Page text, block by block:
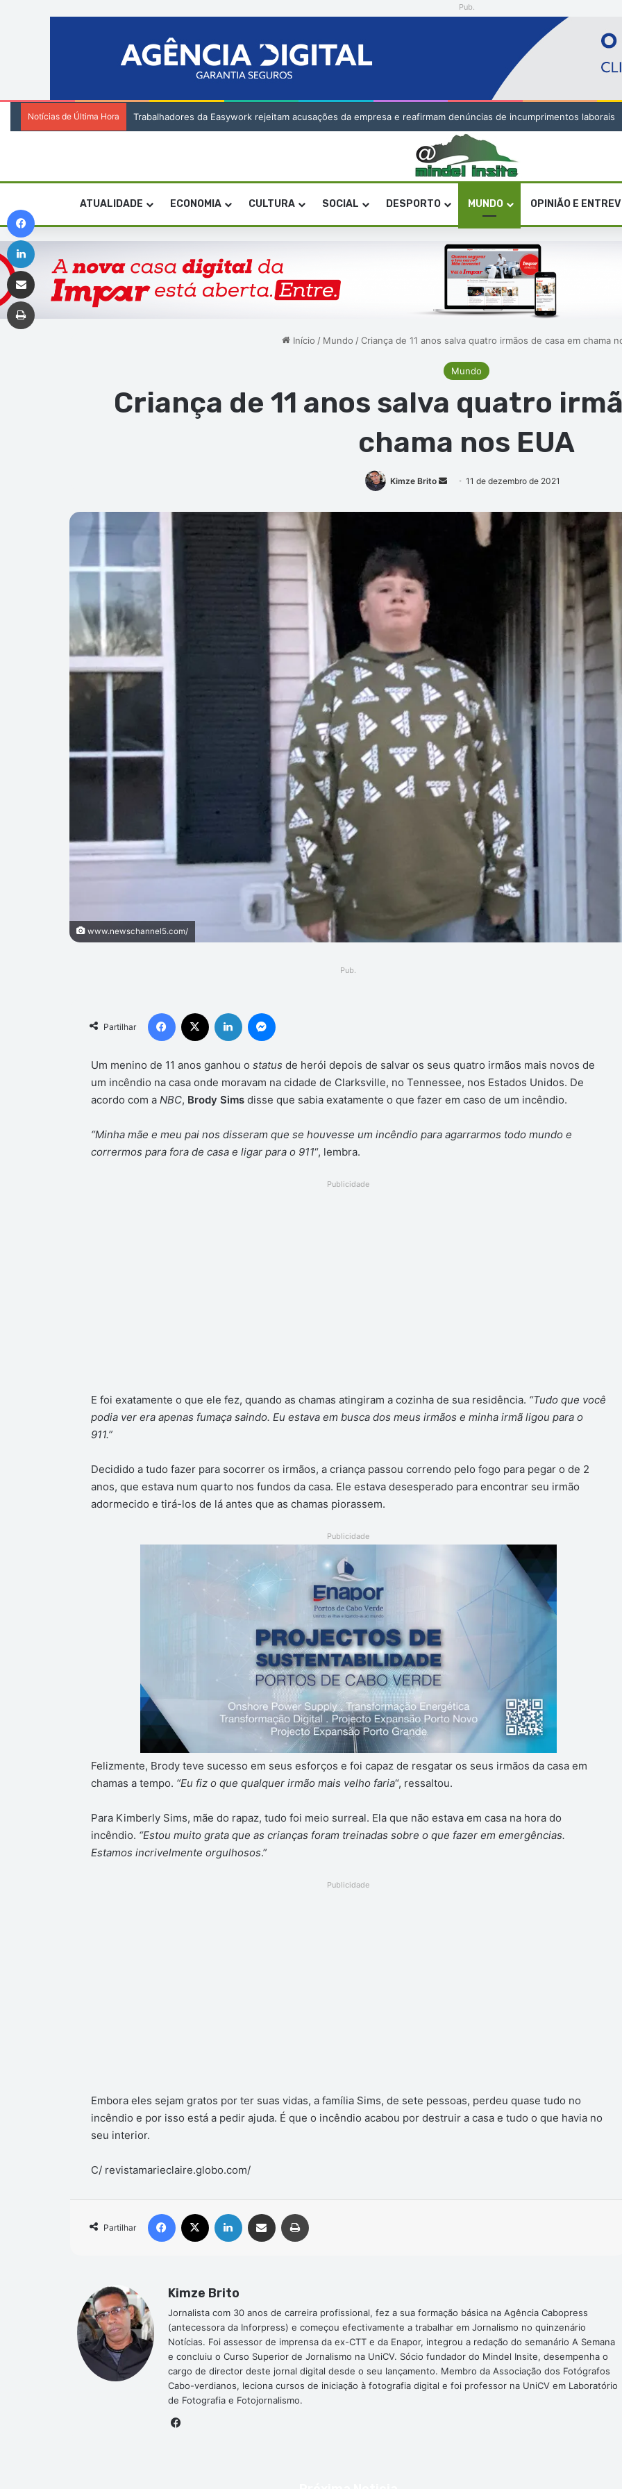
Pub.
Notícias de Última Hora Bubista deixa comando dos Tubarões Azuis e assina pelo RS Berkane do Marrocos
ATUALIDADE ECONOMIA CULTURA SOCIAL DESPORTO MUNDO OPINIÃO E
Início / Mundo /Criança de 11 anos salva quatro irmãos de casa em chama
Mundo
Criança de 11 anos salva quatro
chama nos EUA
Kimze Brito
Mande
e-
11 de dezembro de 2021
www.newschannel5.com/
Pub.
Partilhar
Facebook Linkedin
Um menino de 11 anos ganhou o status de herói depois de salvar os seus quatro irmãos mais novos de
um incêndio na casa onde moravam na cidade de Clarksville, no Tennessee, nos Estados Unidos. De
acordo com a NBC, Brody Simsdisse que sabia exatamente o que fazer em caso de um incêndio.
“Minha mãe e meu pai nos disseram que se houvesse um incêndio para agarrarmos todo mundo e
corrermos para fora de casa e ligar para o 911“, lembra.
Publicidade
E foi exatamente o que ele fez, quando as chamas atingiram a cozinha de sua residência. “Tudo que você
podia ver era apenas fumaça saindo. Eu estava em busca dos meus irmãos e minha irmã ligou para o
911.”
Decidido a tudo fazer para socorrer os irmãos, a criança passou correndo pelo fogo para pegar o de 2
anos, que estava num quarto nos fundos da casa. Ele estava desesperado para encontrar seu irmão
adormecido e tirá-los de lá antes que as chamas piorassem.
Publicidade
Felizmente, Brody teve sucesso em seus esforços e foi capaz de resgatar os seus irmãos da casa em
chamas a tempo. “Eu fiz o que qualquer irmão mais velho faria“, ressaltou.
Para Kimberly Sims, mãe do rapaz, tudo foi meio surreal. Ela que não estava em casa na hora do
incêndio. “Estou muito grata que as crianças foram treinadas sobre o que fazer em emergências.
Estamos incrivelmente orgulhosos.”
Publicidade
Embora eles sejam gratos por ter suas vidas, a família Sims, de sete pessoas, perdeu quase tudo no
incêndio e por isso está a pedir ajuda. É que o incêndio acabou por destruir a casa e tudo o que havia no
seu interior.
C/ revistamarieclaire.globo.com/
Partilhar
Facebook Linkedin Compartilhar via e-mail
Kimze Brito
Jornalista com 30 anos de carreira profissional, fez a sua formação básica na Agência Cabopress
(antecessora da Inforpress) e começou efectivamente a trabalhar em Jornalismo no quinzenário
Notícias. Foi assessor de imprensa da ex-CTT e da Enapor, integrou a redação do semanário A Semana
e concluiu o Curso Superior de Jornalismo na UniCV. Sócio fundador do Mindel Insite, desempenha o
cargo de director deste jornal digital desde o seu lançamento. Membro da Associação dos Fotógrafos
Cabo-verdianos, leciona cursos de iniciação à fotografia digital e foi professor na UniCV em Laboratório
de Fotografia e Fotojornalismo.
Linkedin
Imprimir